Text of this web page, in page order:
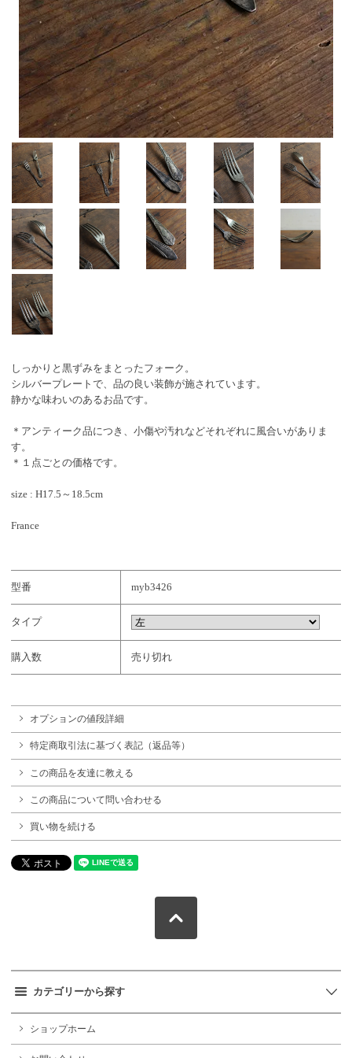
しっかりと黒ずみをまとったフォーク。
シルバープレートで、品の良い装飾が施されています。
静かな味わいのあるお品です。
＊アンティーク品につき、小傷や汚れなどそれぞれに風合いがありま
す。
＊１点ごとの価格です。
size : H17.5～18.5cm
France
型番 myb3426
タイプ
購入数 売り切れ
オプションの値段詳細
特定商取引法に基づく表記（返品等）
この商品を友達に教える
この商品について問い合わせる
買い物を続ける
カテゴリーから探す
ショップホーム